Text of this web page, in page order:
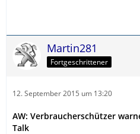
Martin281
Fortgeschrittener
12. September 2015 um 13:20
AW: Verbraucherschützer
Talk